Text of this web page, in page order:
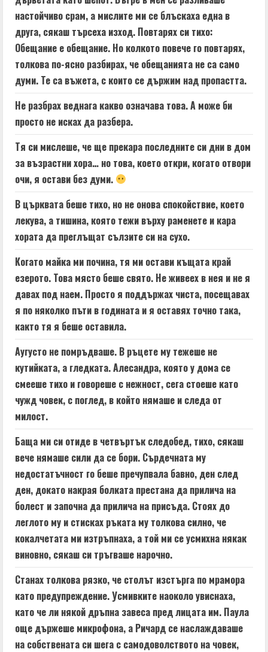
настойчиво срам, а мислите ми се блъскаха една в
друга, сякаш търсеха изход. Повтарях си тихо:
Обещание е обещание. Но колкото повече го повтарях,
толкова по-ясно разбирах, че обещанията не са само
думи. Те са въжета, с които се държим над пропастта.
Не разбрах веднага какво означава това. А може би
просто не исках да разбера.
Тя си мислеше, че ще прекара последните си дни в дом
за възрастни хора… но това, което откри, когато отвори
очи, я остави без думи.
В църквата беше тихо, но не онова спокойствие, което
лекува, а тишина, която тежи върху раменете и кара
хората да преглъщат сълзите си на сухо.
Когато майка ми почина, тя ми остави къщата край
езерото. Това място беше свято. Не живеех в нея и не я
давах под наем. Просто я поддържах чиста, посещавах
я по няколко пъти в годината и я оставях точно така,
както тя я беше оставила.
Аугусто не помръдваше. В ръцете му тежеше не
кутийката, а гледката. Алесандра, която у дома се
смееше тихо и говореше с нежност, сега стоеше като
чужд човек, с поглед, в който нямаше и следа от
милост.
Баща ми си отиде в четвъртък следобед, тихо, сякаш
вече нямаше сили да се бори. Сърдечната му
недостатъчност го беше пречупвала бавно, ден след
ден, докато накрая болката престана да прилича на
болест и започна да прилича на присъда. Стоях до
леглото му и стисках ръката му толкова силно, че
кокалчетата ми изтръпнаха, а той ми се усмихна някак
виновно, сякаш си тръгваше нарочно.
Станах толкова рязко, че столът изстърга по мрамора
като предупреждение. Усмивките наоколо увиснаха,
като че ли някой дръпна завеса пред лицата им. Паула
още държеше микрофона, а Ричард се наслаждаваше
на собствената си шега с самодоволството на човек,